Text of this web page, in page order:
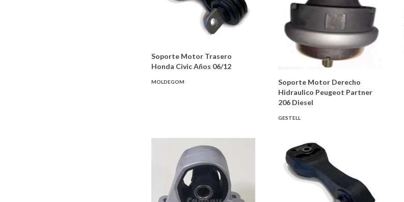
Soporte Motor Trasero
Honda Civic Años 06/12
MOLDEGOM
Soporte Motor Derecho
Hidraulico Peugeot Partner
206 Diesel
GESTELL